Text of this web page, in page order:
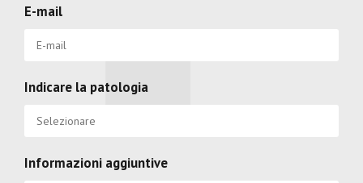
E-mail
Indicare la patologia
Informazioni aggiuntive